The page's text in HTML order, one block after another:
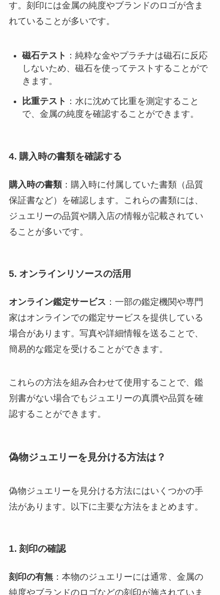
す。刻印には金属の純度やブランドのロゴが含ま
れていることが多いです。
磁石テスト ：純粋な金やプラチナは磁石に反応
しないため、磁石を使ってテストすることがで
きます。
比重テスト ：水に沈めて比重を測定すること
で、金属の純度を確認することができます。
4. 購入時の書類を確認する
購入時の書類：購入時に付属していた書類（品質
保証書など）を確認します。これらの書類には、
ジュエリーの品質や購入店の情報が記載されてい
ることが多いです。
5. オンラインリソースの活用
オンライン鑑定サービス ：一部の鑑定機関や専門
家はオンラインでの鑑定サービスを提供している
場合があります。写真や詳細情報を送ることで、
簡易的な鑑定を受けることができます。
これらの方法を組み合わせて使用することで、鑑
別書がない場合でもジュエリーの真贋や品質を確
認することができます。
偽物ジュエリーを見分ける方法は？
偽物ジュエリーを見分ける方法にはいくつかの手
法があります。以下に主要な方法をまとめます。
1. 刻印の確認
刻印の有無：本物のジュエリーには通常、金属の
純度やブランドのロゴなどの刻印が施されていま